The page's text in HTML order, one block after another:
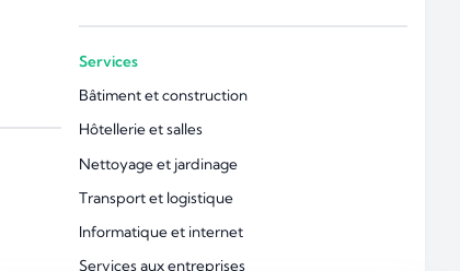
Services
Bâtiment et construction
Hôtellerie et salles
Nettoyage et jardinage
Transport et logistique
Informatique et internet
Services aux entreprises